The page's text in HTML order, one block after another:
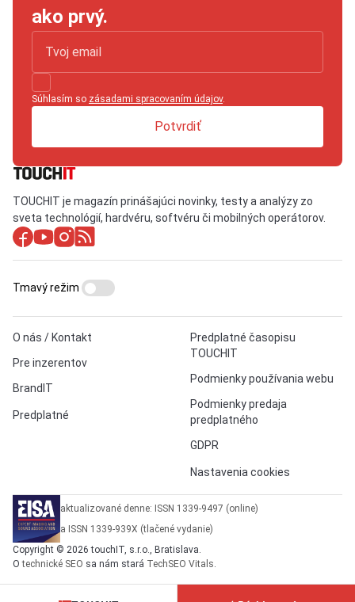
ako prvý.
Súhlasím so zásadami spracovaním údajov.
Potvrdiť
TOUCHIT je magazín prinášajúci novinky, testy a analýzy zo
sveta technológií, hardvéru, softvéru či mobilných operátorov.
O nás / Kontakt
Pre inzerentov
BrandIT
Predplatné
Predplatné časopisu
TOUCHIT
Podmienky používania webu
Podmienky predaja
predplatného
GDPR
Nastavenia cookies
Tmavý režim
aktualizované denne: ISSN 1339-9497 (online)
a ISSN 1339-939X (tlačené vydanie)
Copyright © 2026 touchIT, s.r.o., Bratislava.
Otechnické SEO sa nám stará TechSEO Vitals